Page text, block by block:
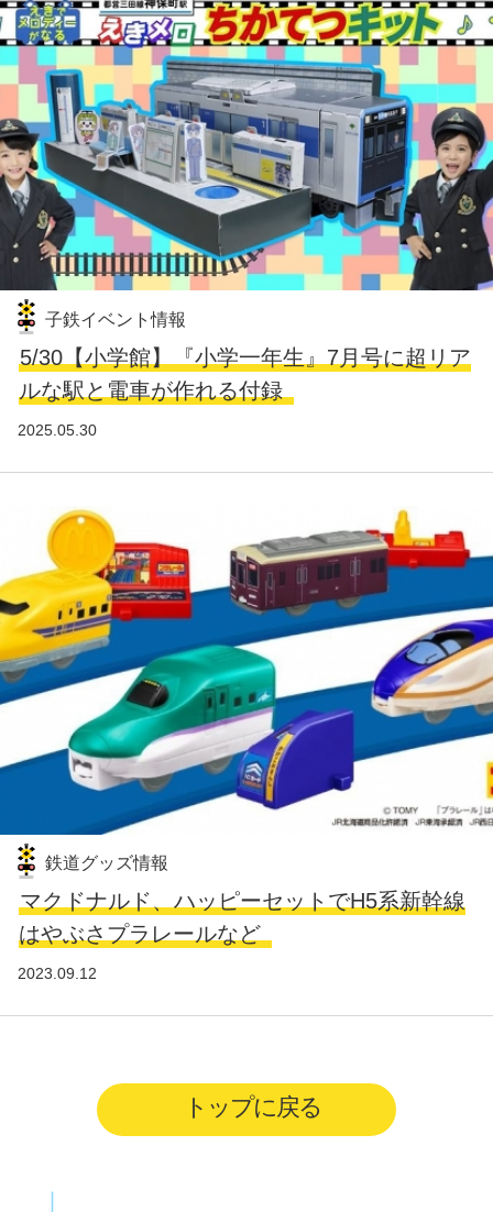
子鉄イベント情報
5/30【小学館】『小学一年生』7月号に超リア
ルな駅と電車が作れる付録
2025.05.30
鉄道グッズ情報
マクドナルド、ハッピーセットでH5系新幹線
はやぶさプラレールなど
2023.09.12
トップに戻る